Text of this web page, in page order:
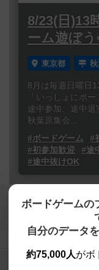
8/23(日)13
ーム遊ぼう
東京都
8月は毎週日曜日
「いっしょにボ
途中参加、途中退
秋葉原集会...
#ボードゲーム
#
#初参加歓迎
#途
#途中抜けOK
ボードゲームの
自分のデータ
約75,000人がボ
【ボドゲ